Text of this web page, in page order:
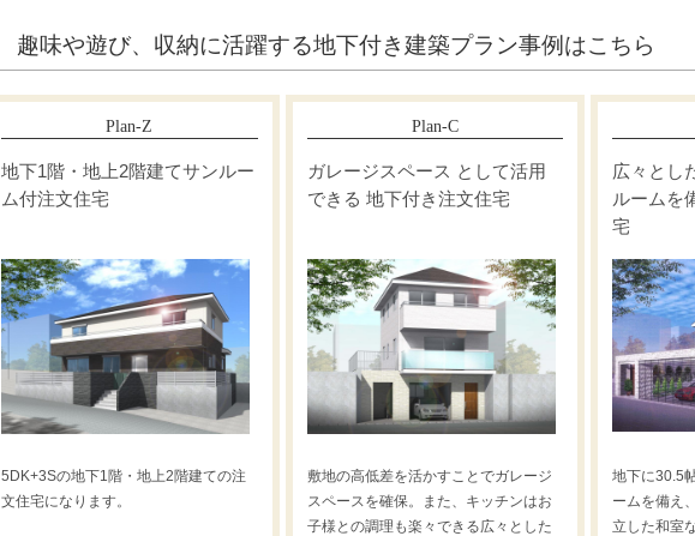
趣味や遊び、収納に活躍する地下付き建築プラン事例はこちら
Plan-Z
地下1階・地上2階建てサンルー
ム付注文住宅
5DK+3Sの地下1階・地上2階建ての注
文住宅になります。
Plan-C
ガレージスペース として活用
できる 地下付き注文住宅
敷地の高低差を活かすことでガレージ
スペースを確保。また、キッチンはお
子様との調理も楽々できる広々とした
広々とし
ルームを
宅
地下に30.5
ームを備え
立した和室